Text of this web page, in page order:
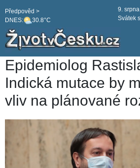
DNES: 30.8°C
Předpověd >
9.
Svátek
Epidemiolog
Indická mutace by
vliv na plánované